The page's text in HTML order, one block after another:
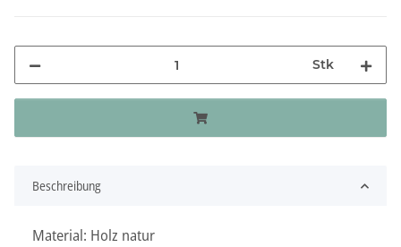
Stk
Beschreibung
Material: Holz natur